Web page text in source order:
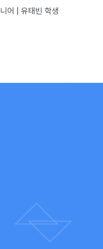
어 | 유태빈 학생